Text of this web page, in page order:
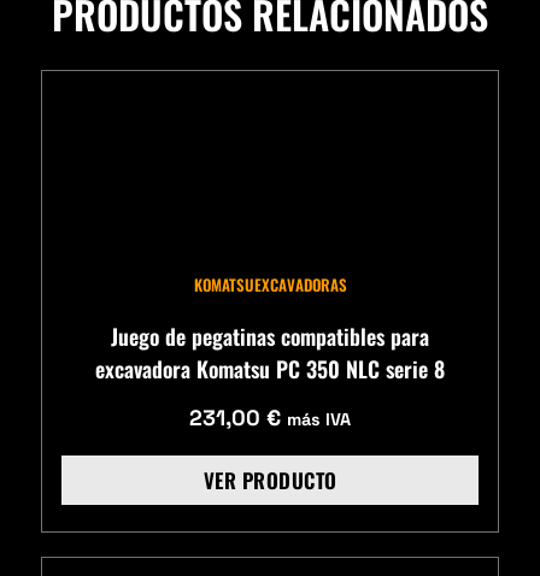
PRODUCTOS RELACIONADOS
KOMATSUEXCAVADORAS
Juego de pegatinas compatibles para
excavadora Komatsu PC 350 NLC serie 8
231,00 € más IVA
VER PRODUCTO